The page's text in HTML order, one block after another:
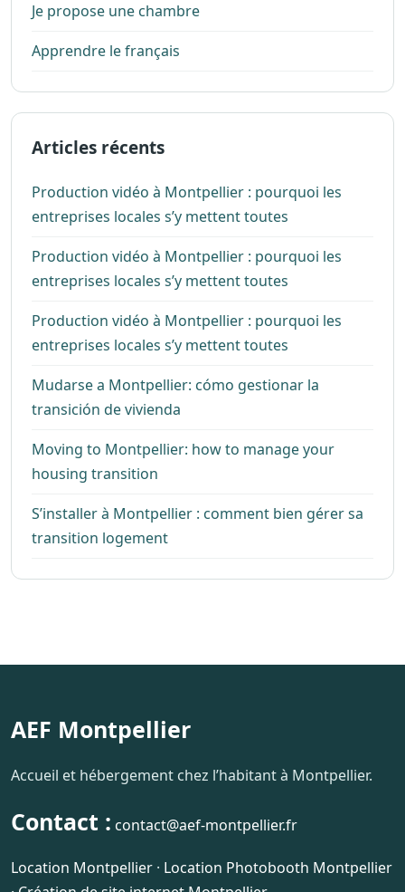
Je propose une chambre
Apprendre le français
Articles récents
Production vidéo à Montpellier : pourquoi les
entreprises locales s’y mettent toutes
Production vidéo à Montpellier : pourquoi les
entreprises locales s’y mettent toutes
Production vidéo à Montpellier : pourquoi les
entreprises locales s’y mettent toutes
Mudarse a Montpellier: cómo gestionar la
transición de vivienda
Moving to Montpellier: how to manage your
housing transition
S’installer à Montpellier : comment bien gérer sa
transition logement
AEF Montpellier
Accueil et hébergement chez l’habitant à Montpellier.
Contact : contact@aef-montpellier.fr
Location Montpellier · Location Photobooth Montpellier